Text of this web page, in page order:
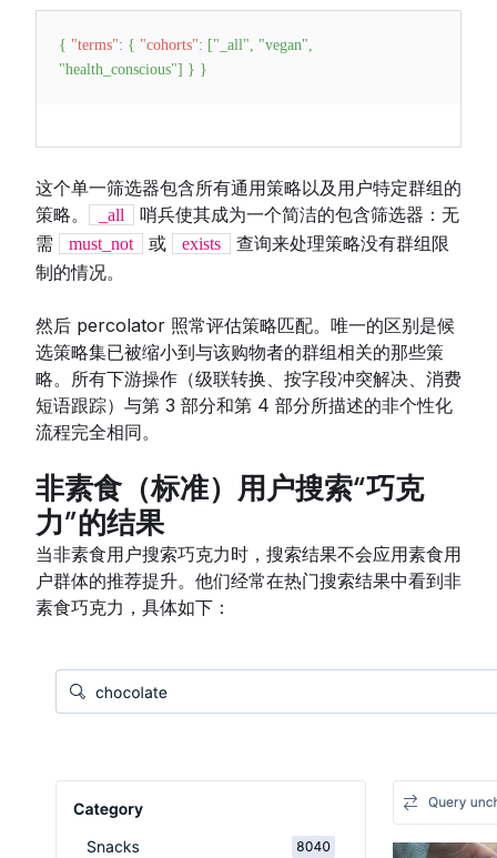
{ "terms": { "cohorts": ["_all", "vegan",
"health_conscious"] } }
这个单一筛选器包含所有通用策略以及用户特定群组的
策略。
_all
哨兵使其成为一个简洁的包含筛选器：无
需
must_not 或 exists
查询来处理策略没有群组限
制的情况。
然后 percolator 照常评估策略匹配。唯一的区别是候
选策略集已被缩小到与该购物者的群组相关的那些策
略。所有下游操作（级联转换、按字段冲突解决、消费
短语跟踪）与第 3 部分和第 4 部分所描述的非个性化
流程完全相同。
非素食（标准）用户搜索“巧克
力”的结果
当非素食用户搜索巧克力时，搜索结果不会应用素食用
户群体的推荐提升。他们经常在热门搜索结果中看到非
素食巧克力，具体如下：